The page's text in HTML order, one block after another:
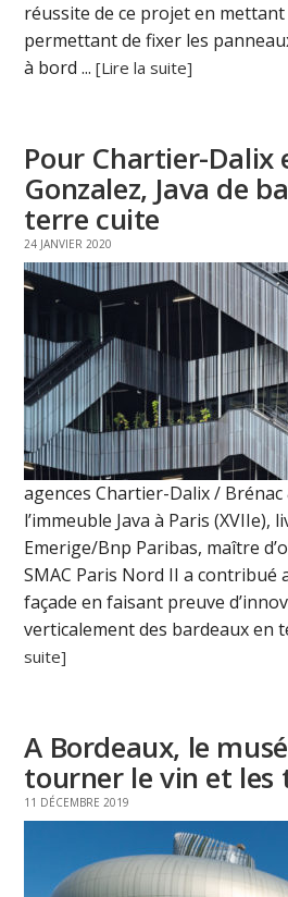
réussite de ce projet en
permettant de fixer les
à bord ...[Lire la suite]
Pour Chartier-Dalix
Gonzalez, Java de
terre cuite
24 JANVIER 2020
agences Chartier-Dalix /
l’immeuble Java à Paris (XVIIe),
Emerige/Bnp Paribas, maître
SMAC Paris Nord II a contribué
façade en faisant preuve
verticalement des bardeaux en
suite]
A Bordeaux, le
tourner le vin et les
11 DÉCEMBRE 2019